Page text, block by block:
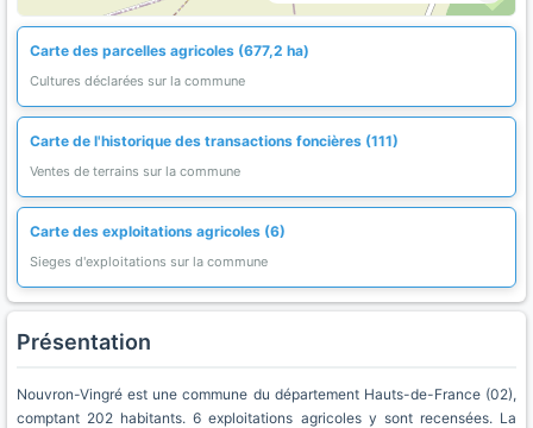
Carte des parcelles agricoles (677,2 ha)
Cultures déclarées sur la commune
Carte de l'historique des transactions foncières (111)
Ventes de terrains sur la commune
Carte des exploitations agricoles (6)
Sieges d'exploitations sur la commune
Présentation
Nouvron-Vingré est une commune du département Hauts-de-France (02),
comptant 202 habitants. 6 exploitations agricoles y sont recensées. La